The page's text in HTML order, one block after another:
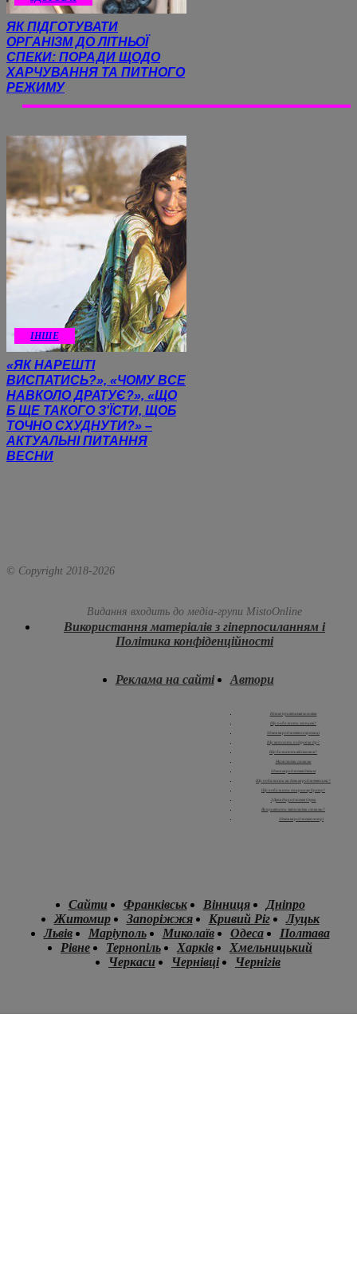
ЯК ПІДГОТУВАТИ
ОРГАНІЗМ ДО ЛІТНЬОЇ
СПЕКИ: ПОРАДИ ЩОДО
ХАРЧУВАННЯ ТА ПИТНОГО
РЕЖИМУ
ІНШЕ
«ЯК НАРЕШТІ
ВИСПАТИСЬ?», «ЧОМУ ВСЕ
НАВКОЛО ДРАТУЄ?», «ЩО
Б ЩЕ ТАКОГО З'ЇСТИ, ЩОБ
ТОЧНО СХУДНУТИ?» –
АКТУАЛЬНІ ПИТАННЯ
ВЕСНИ
© Copyright 2018-2026
Видання входить до медіа-групи MistoOnline
Використання матеріалів з гіперпосиланням і
Політика конфіденційності
Реклама на сайті Автори
Ніжне привітання чоловіка
Що побажати хлопцеві?
З днем народження похресниці
Що написати подрузі на др?
Що бажають військовим?
Мамі своїми словами
З днем народження дівчині
Що побажати на день народження сина?
Що побажати старшому брату?
З Днем Народження Онука
Як привітати зятя своїми словами?
З днем народження сестрі
Сайти Франківськ Вінниця
Дніпро
Житомир
Запоріжжя Кривий Ріг
Луцьк
Львів
Маріуполь Миколаїв Одеса
Полтава
Рівне
Тернопіль Харків
Хмельницький
Черкаси
Чернівці Чернігів